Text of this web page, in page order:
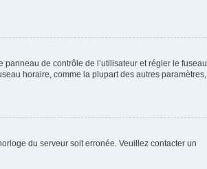
panneau de contrôle de l’utilisateur et régler le fuseau
horaire, comme la plupart des autres paramètres,
du serveur soit erronée. Veuillez contacter un